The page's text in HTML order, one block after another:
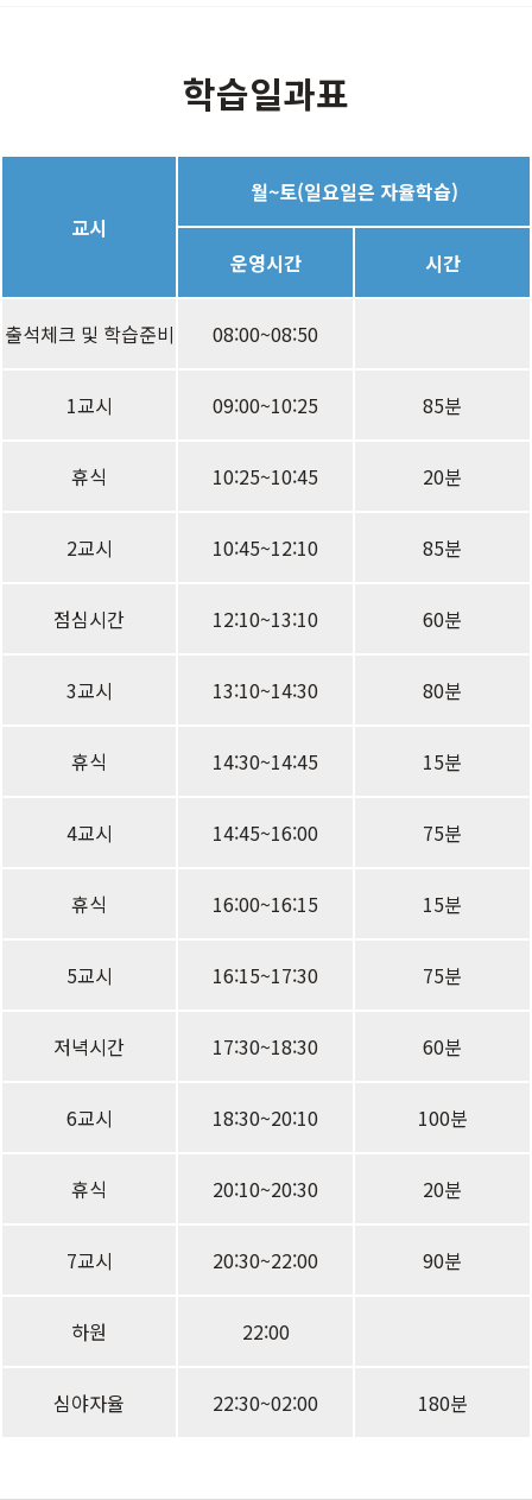
학습일과표
교시
월~토(일요일은 자율학습)
운영시간 시간
출석체크 및 학습준비 08:00~08:50
1교시 09:00~10:25 85분
휴식 10:25~10:45 20분
2교시 10:45~12:10 85분
점심시간 12:10~13:10 60분
3교시 13:10~14:30 80분
휴식 14:30~14:45 15분
4교시 14:45~16:00 75분
휴식 16:00~16:15 15분
5교시 16:15~17:30 75분
저녁시간 17:30~18:30 60분
6교시 18:30~20:10 100분
휴식 20:10~20:30 20분
7교시 20:30~22:00 90분
하원 22:00
심야자율 22:30~02:00 180분